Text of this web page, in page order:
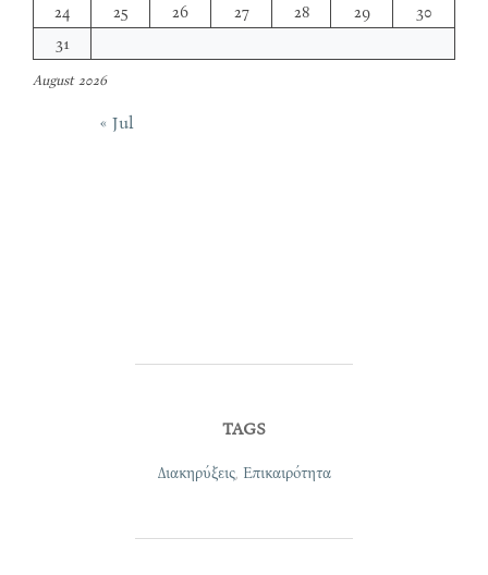
August 2026
24
25 26 27 28 29
30
31
« Jul
TAGS
Διακηρύξεις, Επικαιρότητα